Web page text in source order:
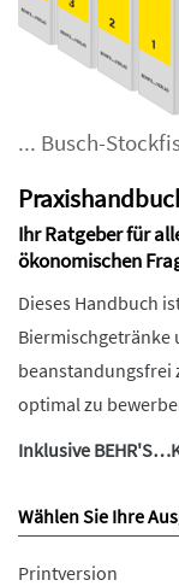
... Busch-
Ihr Ratgeber für
ökonomischen
Dieses Handbuch
beanstandungsfrei
optimal zu
Inklusive
Wählen Sie Ihre
Printversion